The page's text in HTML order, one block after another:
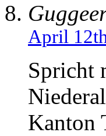
April
Spricht
Kanton